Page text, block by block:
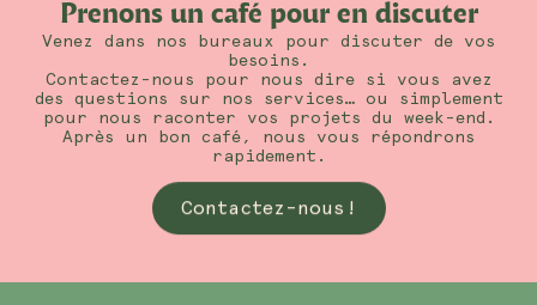
Prenons un café pour en discuter
Venez dans nos bureaux pour discuter de vos
besoins.
Contactez-nous pour nous dire si vous avez
des questions sur nos services… ou simplement
pour nous raconter vos projets du week-end.
Après un bon café, nous vous répondrons
rapidement.
Contactez-nous!